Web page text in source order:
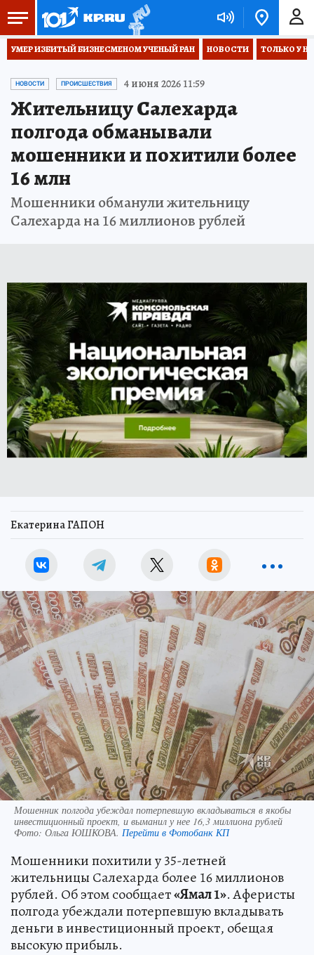
УМЕР ИЗБИТЫЙ БИЗНЕСМЕНОМ УЧЕНЫЙ РАН НОВОСТИ ТОЛЬКО У
НОВОСТИ ПРОИСШЕСТВИЯ 4 июня 2026 11:59
Жительницу Салехарда
полгода обманывали
мошенники и похитили более
16 млн
Мошенники обманули жительницу
Салехарда на 16 миллионов рублей
Екатерина ГАПОН
Мошенник полгода убеждал потерпевшую вкладываться в якобы
инвестиционный проект, и выманил у нее 16,3 миллиона рублей
Фото: Ольга ЮШКОВА. Перейти в Фотобанк КП
Мошенники похитили у 35-летней
жительницы Салехарда более 16 миллионов
рублей. Об этом сообщает«Ямал 1». Аферисты
полгода убеждали потерпевшую вкладывать
деньги в инвестиционный проект, обещая
высокую прибыль.